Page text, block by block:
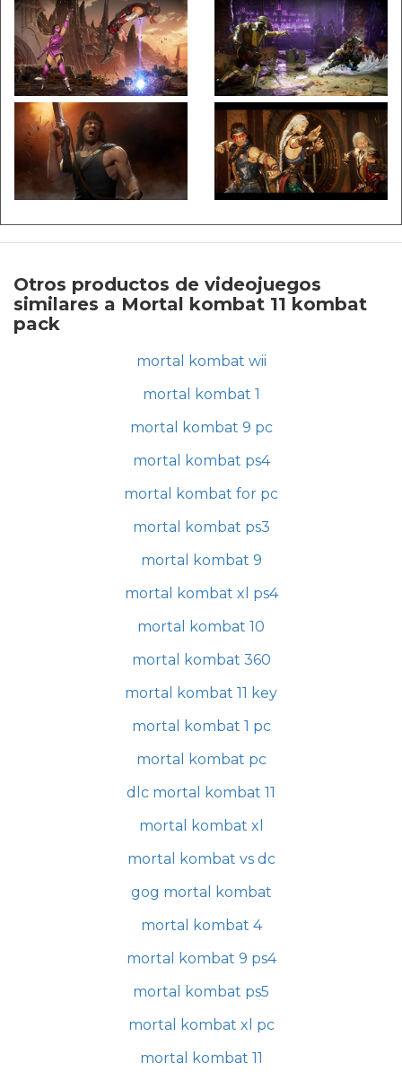
Otros productos de videojuegos
similares a Mortal kombat 11 kombat
pack
mortal kombat wii
mortal kombat 1
mortal kombat 9 pc
mortal kombat ps4
mortal kombat for pc
mortal kombat ps3
mortal kombat 9
mortal kombat xl ps4
mortal kombat 10
mortal kombat 360
mortal kombat 11 key
mortal kombat 1 pc
mortal kombat pc
dlc mortal kombat 11
mortal kombat xl
mortal kombat vs dc
gog mortal kombat
mortal kombat 4
mortal kombat 9 ps4
mortal kombat ps5
mortal kombat xl pc
mortal kombat 11